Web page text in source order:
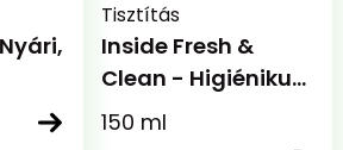
Tisztítás
Inside Fresh &
Clean - Higiénikus
cipő tisztító és
150 ml